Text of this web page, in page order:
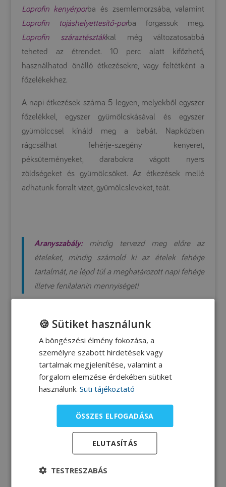
Loprofin kenyérporba és zsemlemorzsába, valamint
Loprofin tojáshelyettesítő-porba forgassuk meg.
Loprofin száraztésztákkal még változatosabbá
teheted az étrendet. 10 perc alatt kifőzhető,
használhatod önálló étkezésekre, vagy feltétként a
főzelékekhez.
A napi étkezések száma 5 legyen, melyekből egyszer
főzelékkel, egyszer gyümölcskásával és egyszer
gyümölccsel kínáld meg a babát. Napközben
rágcsálhat fehérje-szegény kenyeret,
péksüteményeket, darabokra vágott nyers
zöldségeket és gyümölcsöket. Az étkezések mellé
adhatunk forralt vizet, gyümölcsleveket, teát.
Aranyszabály:mindig tervezd meg előre az
ételeket, mindig számold ki az ételek fehérje
tartalmát, ne lépd túl a meghatározott napi fehérje
illetve fenilalanin mennyiséget!
A fenilalanin-mentes csecsemőtápszer és a
fehérjepótló tápszer adását folytasd a
szükségleteknek valamint a vér fenilalanin
szintjének szoros követése mellett. Mindig
ellenőriztesd a vérszintet, küldj megfelelő
időközönként vérmintát a gondozóközpontba.
🍪 Sütiket használunk
A böngészési élmény fokozása, a
személyre szabott hirdetések vagy
tartalmak megjelenítése, valamint a
forgalom elemzése érdekében sütiket
használunk. Süti tájékoztató
ÖSSZES ELFOGADÁSA
ELUTASÍTÁS
TESTRESZABÁS